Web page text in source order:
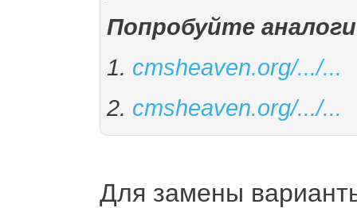
Попробуйте
1. cmsheaven.org/.../...
2. cmsheaven.org/.../...
Для замены